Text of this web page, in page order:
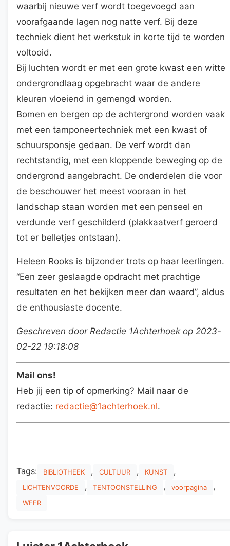
waarbij nieuwe verf wordt toegevoegd aan
voorafgaande lagen nog natte verf. Bij deze
techniek dient het werkstuk in korte tijd te worden
voltooid.
Bij luchten wordt er met een grote kwast een witte
ondergrondlaag opgebracht waar de andere
kleuren vloeiend in gemengd worden.
Bomen en bergen op de achtergrond worden vaak
met een tamponeertechniek met een kwast of
schuursponsje gedaan. De verf wordt dan
rechtstandig, met een kloppende beweging op de
ondergrond aangebracht. De onderdelen die voor
de beschouwer het meest vooraan in het
landschap staan worden met een penseel en
verdunde verf geschilderd (plakkaatverf geroerd
tot er belletjes ontstaan).
Heleen Rooks is bijzonder trots op haar leerlingen.
“Een zeer geslaagde opdracht met prachtige
resultaten en het bekijken meer dan waard”, aldus
de enthousiaste docente.
Geschreven door Redactie 1Achterhoek op 2023-
02-22 19:18:08
Mail ons!
Heb jij een tip of opmerking? Mail naar de
redactie: redactie@1achterhoek.nl.
Tags: BIBLIOTHEEK , CULTUUR , KUNST ,
LICHTENVOORDE , TENTOONSTELLING , voorpagina ,
WEER